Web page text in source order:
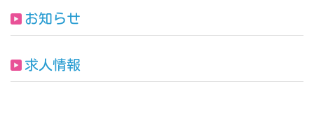
お知らせ
求人情報